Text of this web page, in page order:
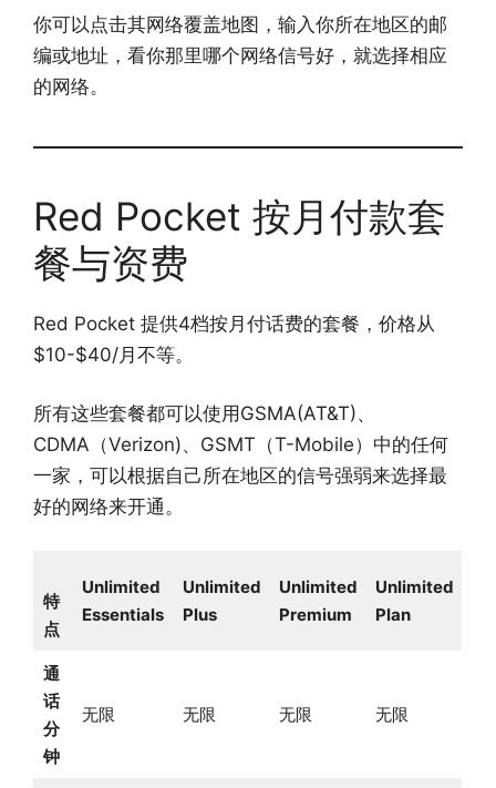
你可以点击其网络覆盖地图，输入你所在地区的邮
编或地址，看你那里哪个网络信号好，就选择相应
的网络。
Red Pocket 按月付款套
餐与资费
Red Pocket 提供4档按月付话费的套餐，价格从
$10-$40/月不等。
所有这些套餐都可以使用GSMA(AT&T)、
CDMA（Verizon)、GSMT（T-Mobile）中的任何
一家，可以根据自己所在地区的信号强弱来选择最
好的网络来开通。
特
点
Unlimited
Essentials
Unlimited
Plus
Unlimited
Premium
Unlimited
Plan
通
话
分
钟
无限 无限 无限 无限